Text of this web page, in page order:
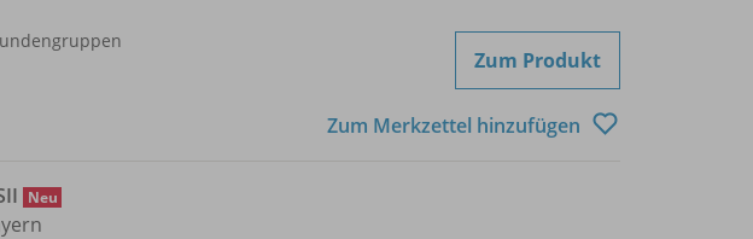
Zum Produkt
Zum Merkzettel hinzufügen
Neu